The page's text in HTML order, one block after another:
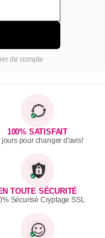
de compte
100% SATISFAIT
jours pour changer d'avis!
TOUTE SÉCURITÉ
Sécurisé Cryptage SSL